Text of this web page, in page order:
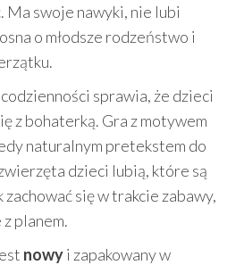
Ma swoje nawyki, nie lubi
o młodsze rodzeństwo i
sprawia, że dzieci
z bohaterką. Gra z motywem
naturalnym pretekstem do
dzieci lubią, które są
zachować się w trakcie zabawy,
planem.
nowyi zapakowany w